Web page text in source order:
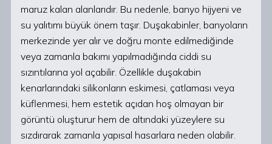
maruz kalan alanlarıdır. Bu nedenle, banyo hijyeni ve
su yalıtımı büyük önem taşır. Duşakabinler, banyoların
merkezinde yer alır ve doğru monte edilmediğinde
veya zamanla bakımı yapılmadığında ciddi su
sızıntılarına yol açabilir. Özellikle duşakabin
kenarlarındaki silikonların eskimesi, çatlaması veya
küflenmesi, hem estetik açıdan hoş olmayan bir
görüntü oluşturur hem de altındaki yüzeylere su
sızdırarak zamanla yapısal hasarlara neden olabilir.